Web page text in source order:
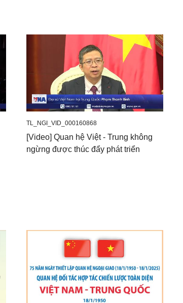
TL_NGI_VID_000160868
[Video] Quan hệ Việt - Trung không
ngừng được thúc đẩy phát triển